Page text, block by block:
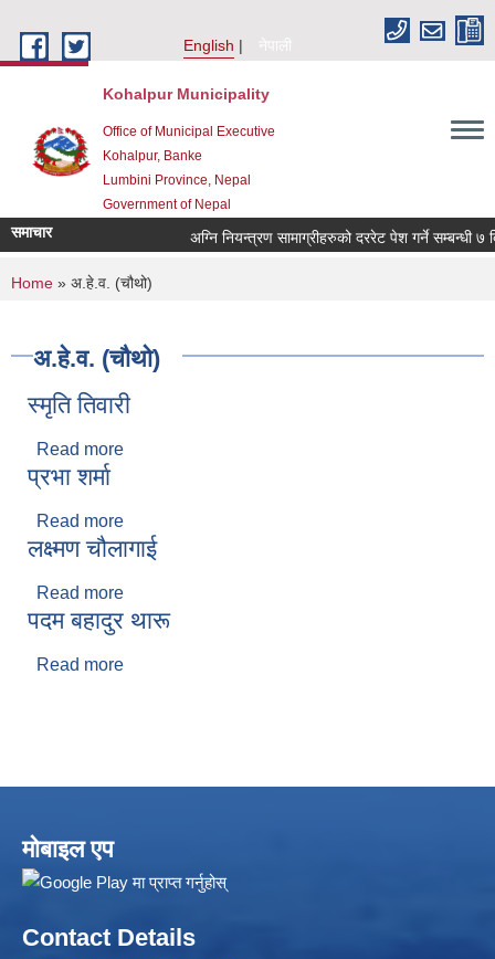
English
नेपाली
Kohalpur Municipality
Office of Municipal Executive
Kohalpur, Banke
Lumbini Province, Nepal
Government of Nepal
समाचार
You are here
Home » अ.हे.व. (चौथो)
अ.हे.व. (चौथो)
स्मृति तिवारी
Read more
प्रभा शर्मा
Read more
लक्ष्मण चौलागाई
Read more
पदम बहादुर थारू
Read more
मोबाइल एप
Contact Details